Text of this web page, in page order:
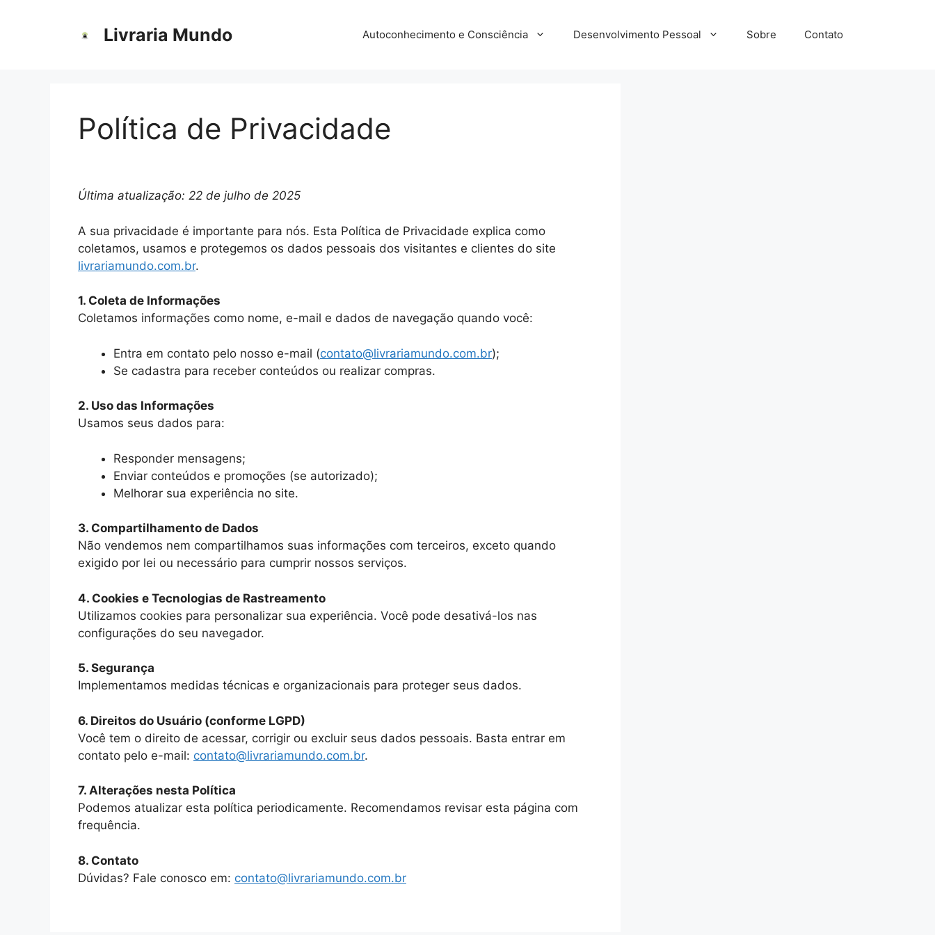
Livraria Mundo Autoconhecimento e Consciência Desenvolvimento Pessoal Sobre Contato
Política de Privacidade
Última atualização: 22 de julho de 2025
A sua privacidade é importante para nós. Esta Política de Privacidade explica como
coletamos, usamos e protegemos os dados pessoais dos visitantes e clientes do site
livrariamundo.com.br.
1. Coleta de Informações
Coletamos informações como nome, e-mail e dados de navegação quando você:
Entra em contato pelo nosso e-mail (contato@livrariamundo.com.br);
Se cadastra para receber conteúdos ou realizar compras.
2. Uso das Informações
Usamos seus dados para:
Responder mensagens;
Enviar conteúdos e promoções (se autorizado);
Melhorar sua experiência no site.
3. Compartilhamento de Dados
Não vendemos nem compartilhamos suas informações com terceiros, exceto quando
exigido por lei ou necessário para cumprir nossos serviços.
4. Cookies e Tecnologias de Rastreamento
Utilizamos cookies para personalizar sua experiência. Você pode desativá-los nas
configurações do seu navegador.
5. Segurança
Implementamos medidas técnicas e organizacionais para proteger seus dados.
6. Direitos do Usuário (conforme LGPD)
Você tem o direito de acessar, corrigir ou excluir seus dados pessoais. Basta entrar em
contato pelo e-mail: contato@livrariamundo.com.br.
7. Alterações nesta Política
Podemos atualizar esta política periodicamente. Recomendamos revisar esta página com
frequência.
8. Contato
Dúvidas? Fale conosco em: contato@livrariamundo.com.br